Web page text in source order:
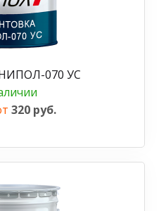
070 УС
320 руб.